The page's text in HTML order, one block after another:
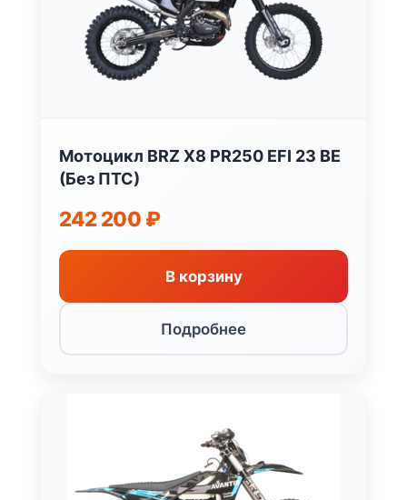
Мотоцикл BRZ X8 PR250 EFI 23 BE
(Без ПТС)
242 200 ₽
В корзину
Подробнее